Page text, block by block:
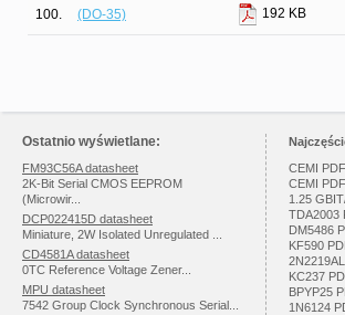
100. (DO-35) 192 KB
Ostatnio wyświetlane:
FM93C56A datasheet
2K-Bit Serial CMOS EEPROM
(Microwir...
DCP022415D datasheet
Miniature, 2W Isolated Unregulated ...
CD4581A datasheet
0TC Reference Voltage Zener...
MPU datasheet
7542 Group Clock Synchronous Serial...
CEMI PDF
CEMI PDF
1.25
TDA2003
DM5486
KF590
KC237
BPYP25
1N6124